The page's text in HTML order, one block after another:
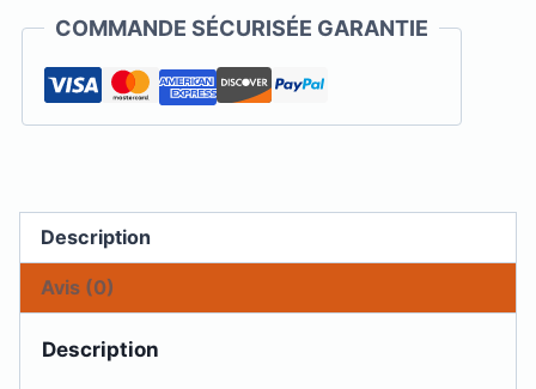
retro
G274-
COMMANDE SÉCURISÉE GARANTIE
Description
Avis (0)
Description